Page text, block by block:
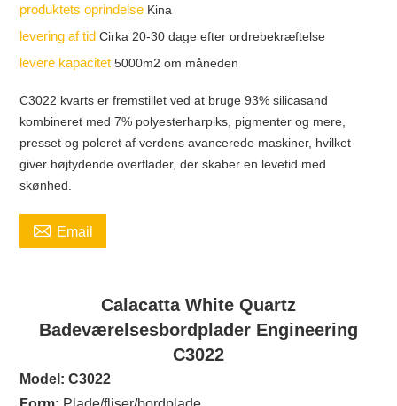
produktets oprindelse Kina
levering af tidCirka 20-30 dage efter ordrebekræftelse
levere kapacitet5000m2 om måneden
C3022 kvarts er fremstillet ved at bruge 93% silicasand
kombineret med 7% polyesterharpiks, pigmenter og mere,
presset og poleret af verdens avancerede maskiner, hvilket
giver højtydende overflader, der skaber en levetid med
skønhed.
 Email
Calacatta White Quartz
Badeværelsesbordplader Engineering
C3022
Model: C3022